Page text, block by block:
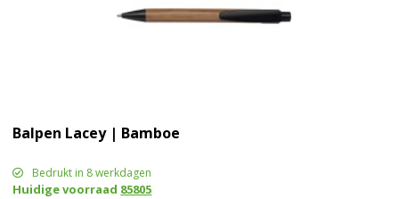
Balpen Lacey | Bamboe
Bedrukt in 8 werkdagen
Huidige voorraad 85805